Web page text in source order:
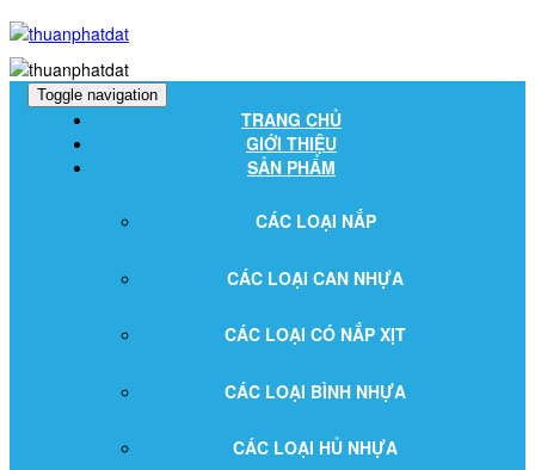
Toggle navigation
TRANG CHỦ
GIỚI THIỆU
SẢN PHẨM
CÁC LOẠI NẮP
CÁC LOẠI CAN NHỰA
CÁC LOẠI CÓ NẮP XỊT
CÁC LOẠI BÌNH NHỰA
CÁC LOẠI HỦ NHỰA